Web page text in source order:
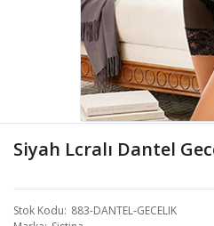
Siyah Lcralı Dantel
Stok Kodu 883-DANTEL-GECELIK